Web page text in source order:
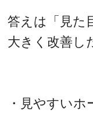
答えは「見た
大きく改善し
・見やすいホ